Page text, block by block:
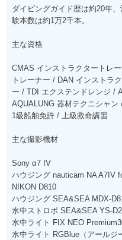
ダイビングガイド歴は約20年
験本数は約1万2千本。
主な資格
CMAS インストラクタートレ
トレーナー / DAN インストラ
ー / TDI エクステンドレンジ /
AQUALUNG 器材テクニシャ
1級船舶免許 / 上級救命講習
主な撮影機材
Sony α7 IV
ハウジング nauticam NA A7IV
NIKON D810
ハウジング SEA&SEA MDX-
水中ストロボ SEA&SEA YS-D2
水中ライト FIX NEO
水中ライト RGBlue（アールジ